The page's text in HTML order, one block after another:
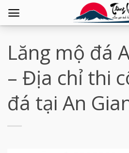
Lăng mộ đá
– Địa chỉ thi
đá tại An